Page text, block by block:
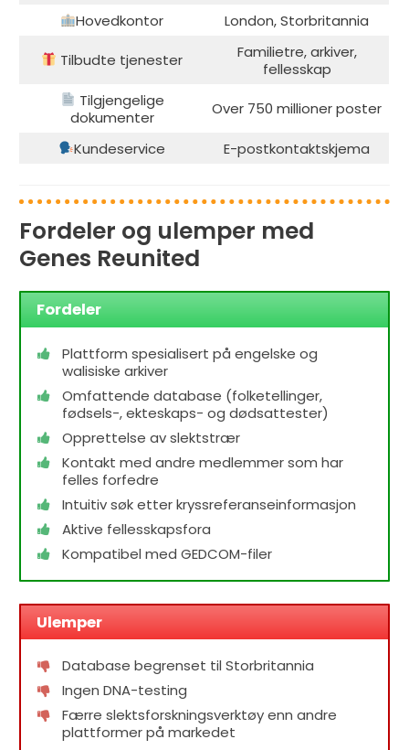
Hovedkontor
London, Storbritannia
Tilbudte tjenester
Familietre, arkiver,
fellesskap
Tilgjengelige
dokumenter
Over 750 millioner poster
Kundeservice E-postkontaktskjema
Fordeler og ulemper med
Genes Reunited
Fordeler
Plattform spesialisert på engelske og
walisiske arkiver
Omfattende database (folketellinger,
fødsels-, ekteskaps- og dødsattester)
Opprettelse av slektstrær
Kontakt med andre medlemmer som har
felles forfedre
Intuitiv søk etter kryssreferanseinformasjon
Aktive fellesskapsfora
Kompatibel med GEDCOM-filer
Ulemper
Database begrenset til Storbritannia
Ingen DNA-testing
Færre slektsforskningsverktøy enn andre
plattformer på markedet